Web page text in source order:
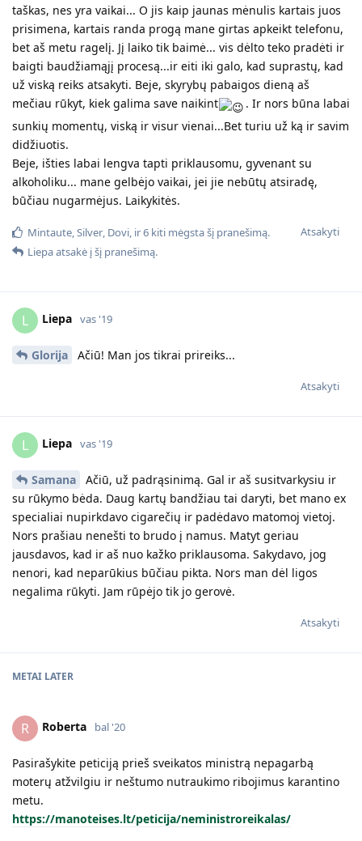
taškas, nes yra vaikai... O jis kaip jaunas mėnulis kartais juos
prisimena, kartais randa progą mane girtas apkeikt telefonu,
bet aš metu ragelį. Jį laiko tik baimė... vis dėlto teko pradėti ir
baigti baudžiamąjį procesą...ir eiti iki galo, kad suprastų, kad
už viską reiks atsakyti. Beje, skyrybų pabaigos dieną aš
mečiau rūkyt, kiek galima save naikint
. Ir nors būna labai
sunkių momentų, viską ir visur vienai...Bet turiu už ką ir savim
didžiuotis.
Beje, išties labai lengva tapti priklausomu, gyvenant su
alkoholiku... mane gelbėjo vaikai, jei jie nebūtų atsiradę,
būčiau nugarmėjus. Laikykitės.
Atsakyti
Mintaute Silver Dovi , ir6 kiti mėgsta šį pranešimą.
Liepaatsakė į šį pranešimą.
L Liepa vas '19
Glorija Ačiū! Man jos tikrai prireiks...
Atsakyti
L Liepa vas '19
Samana
Ačiū, už padrąsinimą. Gal ir aš susitvarkysiu ir
su rūkymo bėda. Daug kartų bandžiau tai daryti, bet mano ex
specialiai nupirkdavo cigarečių ir padėdavo matomoj vietoj.
Nors prašiau nenešti to brudo į namus. Matyt geriau
jausdavos, kad ir aš nuo kažko priklausoma. Sakydavo, jog
nenori, kad neparūkius būčiau pikta. Nors man dėl ligos
negalima rūkyti. Jam rūpėjo tik jo gerovė.
Atsakyti
METAI LATER
R Roberta bal '20
Pasirašykite peticiją prieš sveikatos ministrą nepagarbą
moterų atžvilgiu ir neštumo nutraukimo ribojimus karantino
metu.
https://manoteises.lt/peticija/neministroreikalas/